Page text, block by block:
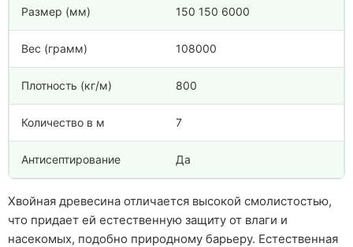
Размер (мм) 150 150 6000
Вес (грамм) 108000
Плотность (кг/м) 800
Количество в м 7
Антисептирование Да
Хвойная древесина отличается высокой смолистостью,
что придает ей естественную защиту от влаги и
насекомых, подобно природному барьеру. Естественная